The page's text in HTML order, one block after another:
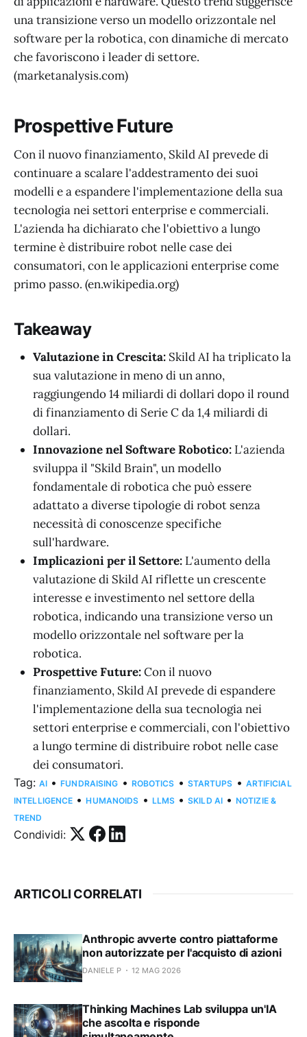
una transizione verso un modello orizzontale nel
software per la robotica, con dinamiche di mercato
che favoriscono i leader di settore.
(marketanalysis.com)
Prospettive Future
Con il nuovo finanziamento, Skild AI prevede di
continuare a scalare l'addestramento dei suoi
modelli e a espandere l'implementazione della sua
tecnologia nei settori enterprise e commerciali.
L'azienda ha dichiarato che l'obiettivo a lungo
termine è distribuire robot nelle case dei
consumatori, con le applicazioni enterprise come
primo passo. (en.wikipedia.org)
Takeaway
Valutazione in Crescita: Skild AI ha triplicato la
sua valutazione in meno di un anno,
raggiungendo 14 miliardi di dollari dopo il round
di finanziamento di Serie C da 1,4 miliardi di
dollari.
Innovazione nel Software Robotico: L'azienda
sviluppa il "Skild Brain", un modello
fondamentale di robotica che può essere
adattato a diverse tipologie di robot senza
necessità di conoscenze specifiche
sull'hardware.
Implicazioni per il Settore: L'aumento della
valutazione di Skild AI riflette un crescente
interesse e investimento nel settore della
robotica, indicando una transizione verso un
modello orizzontale nel software per la
robotica.
Prospettive Future:Con il nuovo
finanziamento, Skild AI prevede di espandere
l'implementazione della sua tecnologia nei
settori enterprise e commerciali, con l'obiettivo
a lungo termine di distribuire robot nelle case
dei consumatori.
Tag: AI • FUNDRAISING • ROBOTICS • STARTUPS • ARTIFICIAL
INTELLIGENCE • HUMANOIDS • LLMS • SKILD AI • NOTIZIE &
TREND
Condividi:
ARTICOLI CORRELATI
Anthropic avverte contro piattaforme
non autorizzate per l'acquisto di azioni
DANIELE P 12 MAG 2026
Thinking Machines Lab sviluppa un'IA
che ascolta e risponde